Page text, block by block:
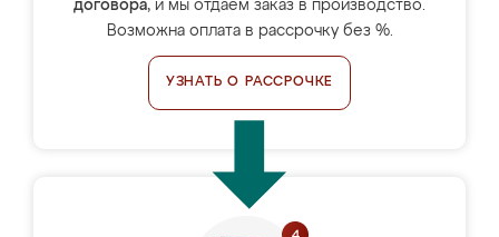
договора, и мы отдаём заказ в производство.
Возможна оплата в рассрочку без %.
УЗНАТЬ О РАССРОЧКЕ